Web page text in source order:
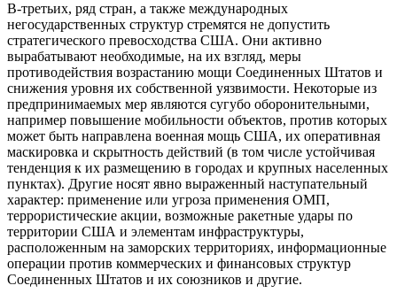
В-третьих, ряд стран, а также международных
негосударственных структур стремятся не допустить
стратегического превосходства США. Они активно
вырабатывают необходимые, на их взгляд, меры
противодействия возрастанию мощи Соединенных Штатов и
снижения уровня их собственной уязвимости. Некоторые из
предпринимаемых мер являются сугубо оборонительными,
например повышение мобильности объектов, против которых
может быть направлена военная мощь США, их оперативная
маскировка и скрытность действий (в том числе устойчивая
тенденция к их размещению в городах и крупных населенных
пунктах). Другие носят явно выраженный наступательный
характер: применение или угроза применения ОМП,
террористические акции, возможные ракетные удары по
территории США и элементам инфраструктуры,
расположенным на заморских территориях, информационные
операции против коммерческих и финансовых структур
Соединенных Штатов и их союзников и другие.